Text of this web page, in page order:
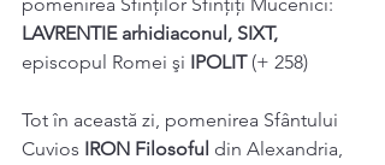
pomenirea Sfinților Sfințiți Mucenici:
LAVRENTIE arhidiaconul, SIXT,
episcopul Romei şi IPOLIT (+ 258)
Tot în această zi, pomenirea Sfântului
Cuvios IRON Filosoful din Alexandria,